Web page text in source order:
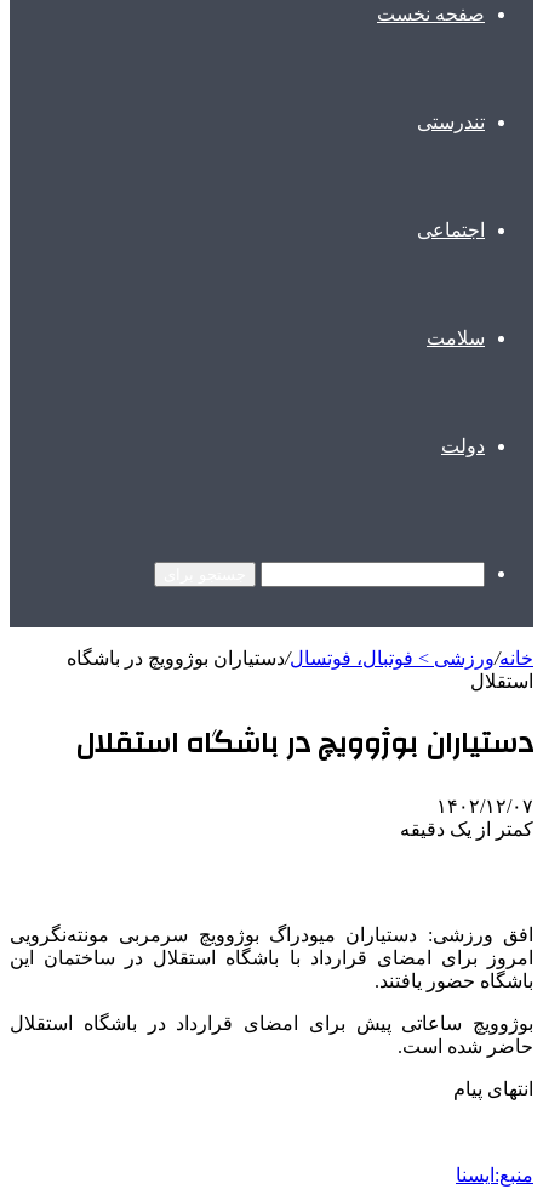
صفحه نخست
تندرستی
اجتماعی
سلامت
دولت
خانه/ورزشی > فوتبال، فوتسال/دستیاران بوژوویچ در باشگاه
استقلال
دستیاران بوژوویچ در باشگاه استقلال
۱۴۰۲/۱۲/۰۷
کمتر از یک دقیقه
افق ورزشی: دستیاران میودراگ بوژوویچ سرمربی مونته‌نگرویی
امروز برای امضای قرارداد با باشگاه استقلال در ساختمان این
باشگاه حضور یافتند.
بوژوویچ ساعاتی پیش برای امضای قرارداد در باشگاه استقلال
حاضر شده است.
انتهای پیام
منبع:ایسنا